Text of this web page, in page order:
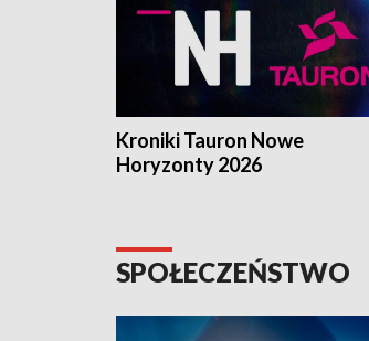
Kroniki Tauron Nowe
Horyzonty 2026
SPOŁECZEŃSTWO